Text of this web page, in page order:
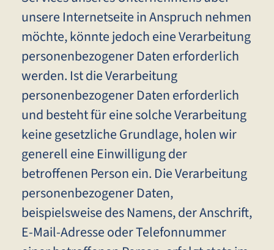
unsere Internetseite in Anspruch nehmen
möchte, könnte jedoch eine Verarbeitung
personenbezogener Daten erforderlich
werden. Ist die Verarbeitung
personenbezogener Daten erforderlich
und besteht für eine solche Verarbeitung
keine gesetzliche Grundlage, holen wir
generell eine Einwilligung der
betroffenen Person ein. Die Verarbeitung
personenbezogener Daten,
beispielsweise des Namens, der Anschrift,
E-Mail-Adresse oder Telefonnummer